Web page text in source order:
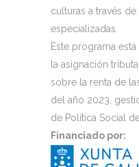
culturas a través
especializadas.
Este programa
la asignación
sobre la renta de
del año 2023,
de Política Social
Financiado por: